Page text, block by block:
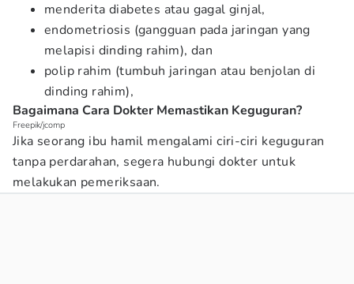
menderita diabetes atau gagal ginjal,
endometriosis (gangguan pada jaringan yang
melapisi dinding rahim), dan
polip rahim (tumbuh jaringan atau benjolan di
dinding rahim),
Bagaimana Cara Dokter Memastikan Keguguran?
Freepik/jcomp
Jika seorang ibu hamil mengalami ciri-ciri keguguran
tanpa perdarahan, segera hubungi dokter untuk
melakukan pemeriksaan.